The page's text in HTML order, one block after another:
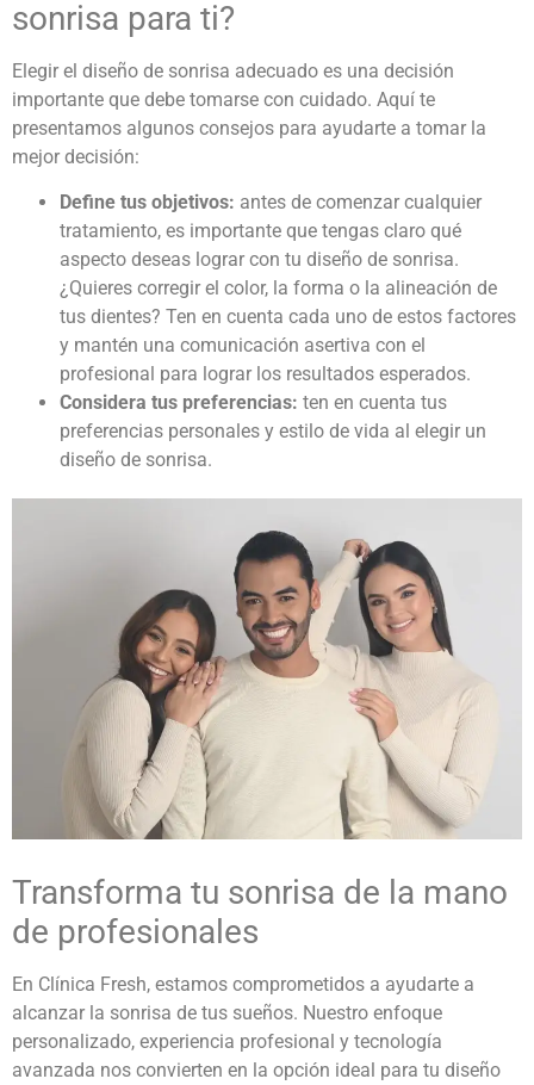
sonrisa para ti?
Elegir el diseño de sonrisa adecuado es una decisión
importante que debe tomarse con cuidado. Aquí te
presentamos algunos consejos para ayudarte a tomar la
mejor decisión:
Define tus objetivos: antes de comenzar cualquier
tratamiento, es importante que tengas claro qué
aspecto deseas lograr con tu diseño de sonrisa.
¿Quieres corregir el color, la forma o la alineación de
tus dientes? Ten en cuenta cada uno de estos factores
y mantén una comunicación asertiva con el
profesional para lograr los resultados esperados.
Considera tus preferencias: ten en cuenta tus
preferencias personales y estilo de vida al elegir un
diseño de sonrisa.
Transforma tu sonrisa de la mano
de profesionales
En Clínica Fresh, estamos comprometidos a ayudarte a
alcanzar la sonrisa de tus sueños. Nuestro enfoque
personalizado, experiencia profesional y tecnología
avanzada nos convierten en la opción ideal para tu diseño